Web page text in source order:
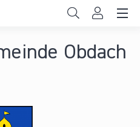
Obdach